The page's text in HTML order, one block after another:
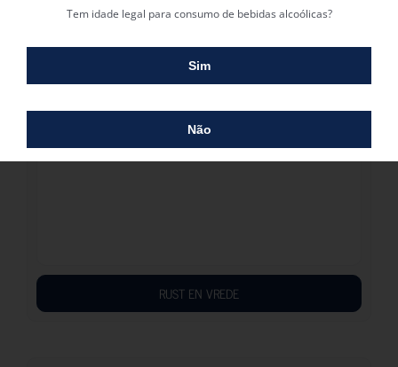
RUST EN VREDE
Tem idade legal para consumo de bebidas alcoólicas?
Sim
Não